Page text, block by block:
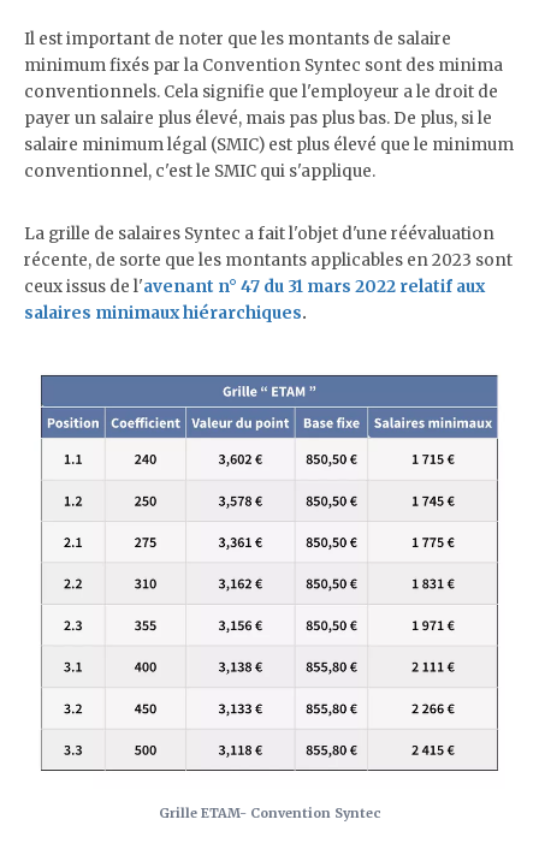
Il est important de noter que les montants de salaire
minimum fixés par la Convention Syntec sont des minima
conventionnels. Cela signifie que l'employeur a le droit de
payer un salaire plus élevé, mais pas plus bas. De plus, si le
salaire minimum légal (SMIC) est plus élevé que le minimum
conventionnel, c'est le SMIC qui s'applique.
La grille de salaires Syntec a fait l'objet d'une réévaluation
récente, de sorte que les montants applicables en 2023 sont
ceux issus de l'avenant n° 47 du 31 mars 2022 relatif aux
salaires minimaux hiérarchiques.
Grille ETAM- Convention Syntec